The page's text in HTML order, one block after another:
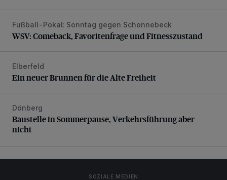
WSV: Comeback, Favoritenfrage und Fitnesszustand
Fußball-Pokal: Sonntag gegen Schonnebeck
WSV: Comeback, Favoritenfrage und Fitnesszustand
Ein neuer Brunnen für die Alte Freiheit
Elberfeld
Ein neuer Brunnen für die Alte Freiheit
Baustelle in Sommerpause, Verkehrsführung aber nicht
Dönberg
Baustelle in Sommerpause, Verkehrsführung aber
nicht
SOZIALE MEDIEN